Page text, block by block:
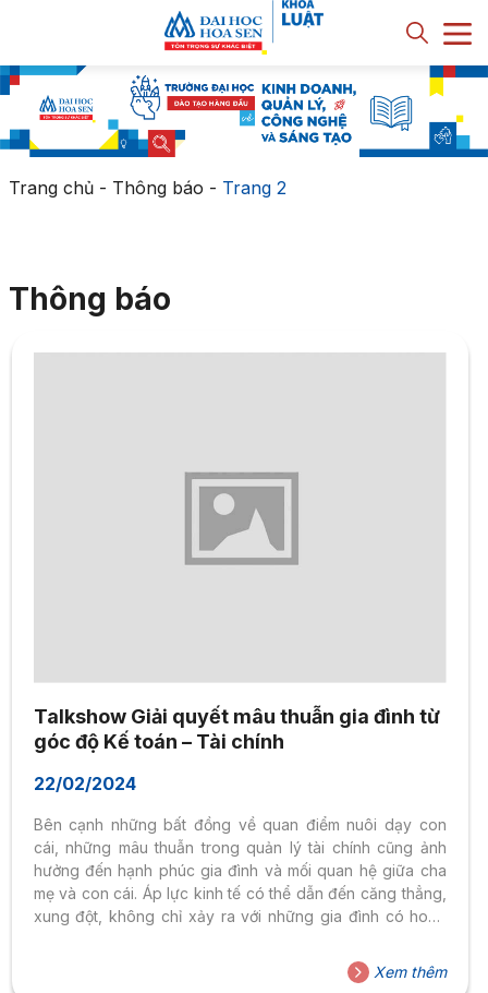
Trang chủ- Thông báo - Trang 2
Thông báo
Talkshow Giải quyết mâu thuẫn gia đình từ
góc độ Kế toán – Tài chính
22/02/2024
Bên cạnh những bất đồng về quan điểm nuôi dạy con
cái, những mâu thuẫn trong quản lý tài chính cũng ảnh
hưởng đến hạnh phúc gia đình và mối quan hệ giữa cha
mẹ và con cái. Áp lực kinh tế có thể dẫn đến căng thẳng,
xung đột, không chỉ xảy ra với những gia đình có hoàn
cũng gặp khó khăn. Tiền của anh, tiền của em, tiền cho
con cái, giải pháp nào để cha mẹ tìm được tiếng nói
Xem thêm